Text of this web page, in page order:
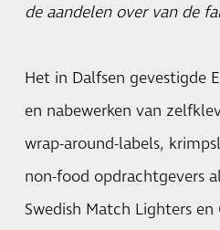
de aandelen over van de
Het in Dalfsen gevestigde
en nabewerken van
wrap-around-labels,
non-food opdrachtgevers
Swedish Match Lighters